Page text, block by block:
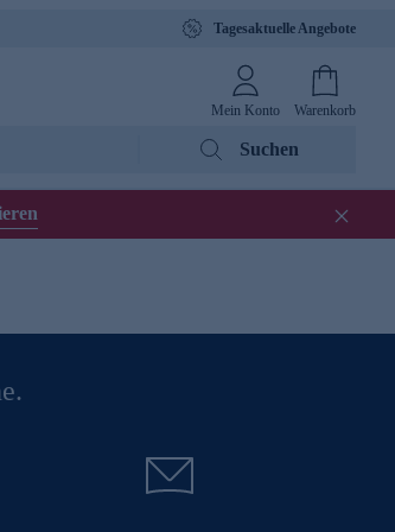
Tagesaktuelle Angebote
Mein Konto Warenkorb
Suchen